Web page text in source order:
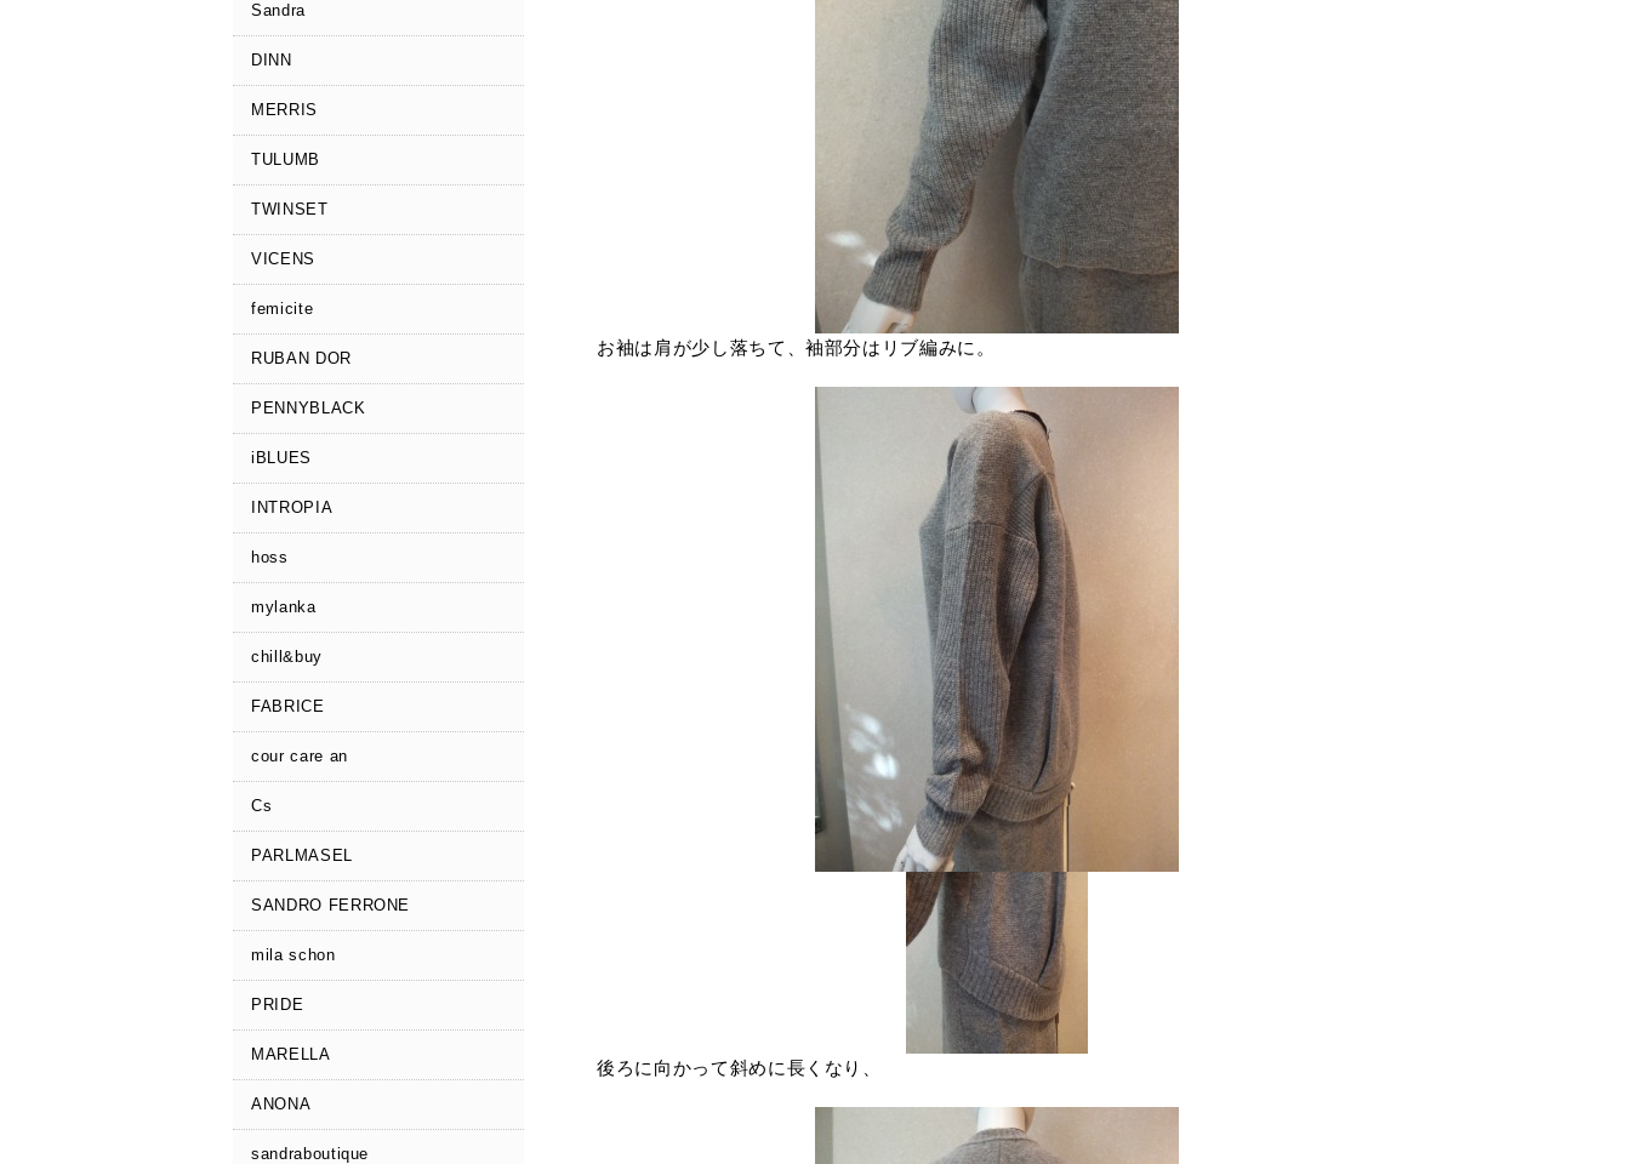
Sandra
DINN
MERRIS
TULUMB
TWINSET
VICENS
femicite
RUBAN DOR
PENNYBLACK
iBLUES
INTROPIA
hoss
mylanka
chill&buy
FABRICE
cour care an
Cs
PARLMASEL
SANDRO FERRONE
mila schon
PRIDE
MARELLA
ANONA
sandraboutique
お袖は肩が少し落ちて、袖部分はリブ編みに。
後ろに向かって斜めに長くなり、